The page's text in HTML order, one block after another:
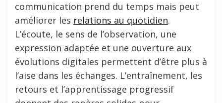
communication prend du temps mais peut
améliorer les relations au quotidien.
L’écoute, le sens de l’observation, une
expression adaptée et une ouverture aux
évolutions digitales permettent d’être plus à
l’aise dans les échanges. L’entraînement, les
retours et l’apprentissage progressif